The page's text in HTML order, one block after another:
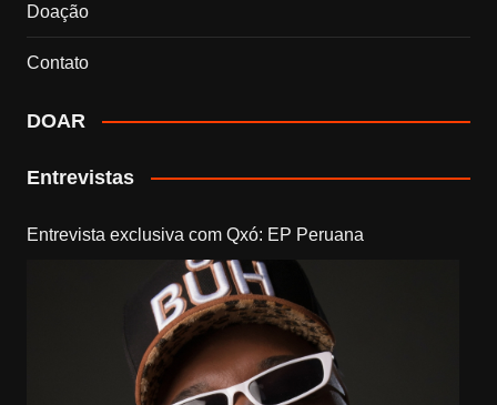
Doação
Contato
DOAR
Entrevistas
Entrevista exclusiva com Qxó: EP Peruana